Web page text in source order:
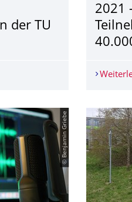
der TU
ist da! Ökologische
2021
© Benjamin Griebe